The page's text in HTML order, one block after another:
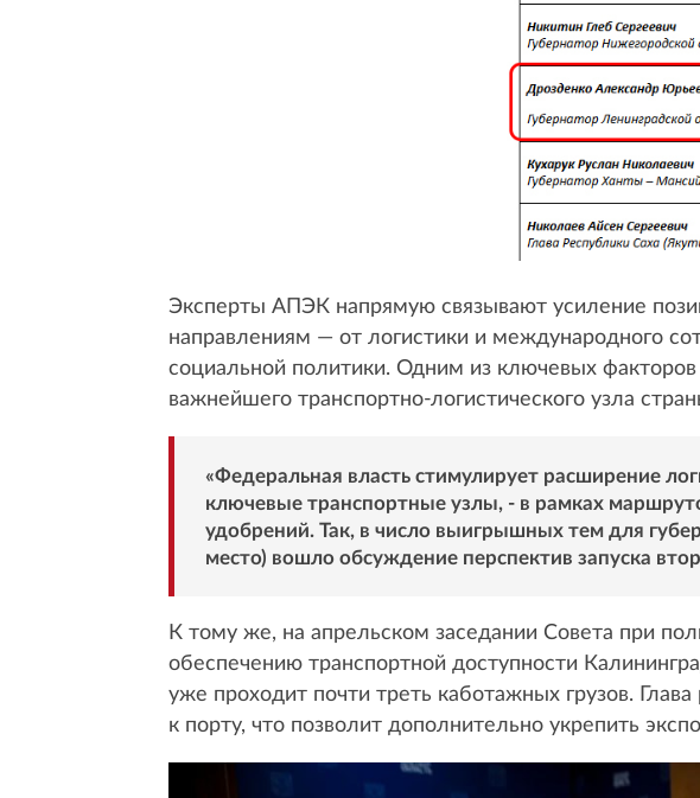
Эксперты АПЭК напрямую связывают усиление
направлениям — от логистики и международного
социальной политики. Одним из ключевых
важнейшего транспортно-логистического узла
«Федеральная власть стимулирует расширение
ключевые транспортные узлы, - в рамках
удобрений. Так, в число выигрышных тем для
место) вошло обсуждение перспектив запуска
К тому же, на апрельском заседании Совета при
обеспечению транспортной доступности
уже проходит почти треть каботажных грузов.
к порту, что позволит дополнительно укрепить